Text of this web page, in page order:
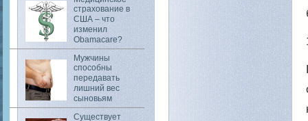
страхование в
США – что
изменил
Obamacare?
Мужчины
способны
передавать
лишний вес
сыновьям
Существует